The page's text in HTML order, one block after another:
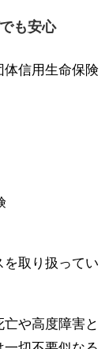
も安心
体信用生命保険
取り扱ってい
や高度障害と